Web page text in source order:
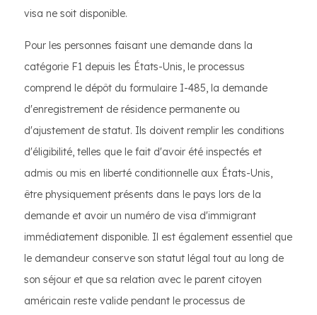
visa ne soit disponible.
Pour les personnes faisant une demande dans la
catégorie F1 depuis les États-Unis, le processus
comprend le dépôt du formulaire I-485, la demande
d'enregistrement de résidence permanente ou
d'ajustement de statut. Ils doivent remplir les conditions
d'éligibilité, telles que le fait d'avoir été inspectés et
admis ou mis en liberté conditionnelle aux États-Unis,
être physiquement présents dans le pays lors de la
demande et avoir un numéro de visa d'immigrant
immédiatement disponible. Il est également essentiel que
le demandeur conserve son statut légal tout au long de
son séjour et que sa relation avec le parent citoyen
américain reste valide pendant le processus de